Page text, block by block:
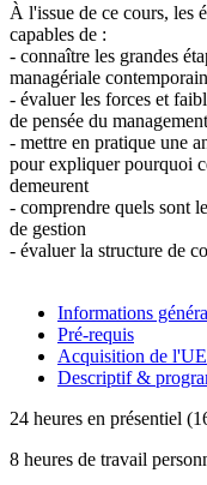
À l'issue de ce cours, les
capables de :
- connaître les grandes
managériale
- évaluer les forces et
de pensée du
- mettre en pratique une
pour expliquer pourquoi
demeurent
- comprendre quels sont
de gestion
- évaluer la structure de
Informations
Pré-requis
Acquisition de l'UE
Descriptif &
24 heures en présentiel
8 heures de travail